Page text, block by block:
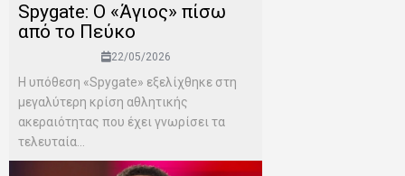
Spygate: Ο «Άγιος» πίσω
από το Πεύκο
22/05/2026
Η υπόθεση «Spygate» εξελίχθηκε στη
μεγαλύτερη κρίση αθλητικής
ακεραιότητας που έχει γνωρίσει τα
τελευταία...